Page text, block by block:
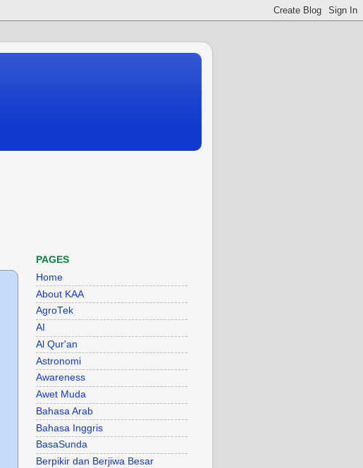
PAGES
Home
About KAA
AgroTek
AI
Al Qur'an
Astronomi
Awareness
Awet Muda
Bahasa Arab
Bahasa Inggris
BasaSunda
Berpikir dan Berjiwa Besar